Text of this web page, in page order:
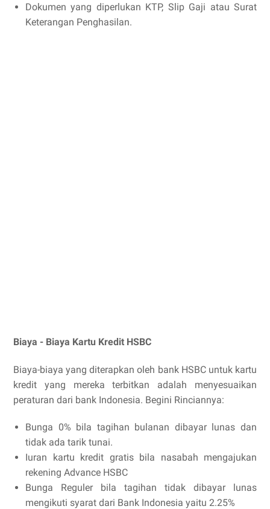
Dokumen yang diperlukan KTP, Slip Gaji atau Surat
Keterangan Penghasilan.
Biaya - Biaya Kartu Kredit HSBC
Biaya-biaya yang diterapkan oleh bank HSBC untuk kartu
kredit yang mereka terbitkan adalah menyesuaikan
peraturan dari bank Indonesia. Begini Rinciannya:
Bunga 0% bila tagihan bulanan dibayar lunas dan
tidak ada tarik tunai.
Iuran kartu kredit gratis bila nasabah mengajukan
rekening Advance HSBC
Bunga Reguler bila tagihan tidak dibayar lunas
mengikuti syarat dari Bank Indonesia yaitu 2.25%